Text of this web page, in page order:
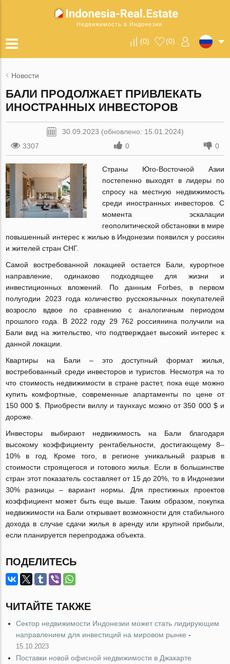
Недвижимость в Индонезии
(0) (0)
Новости
БАЛИ ПРОДОЛЖАЕТ ПРИВЛЕКАТЬ
ИНОСТРАННЫХ ИНВЕСТОРОВ
30.09.2023 (обновлено: 15.01.2024)
3307
0 0
Страны Юго-Восточной Азии
постепенно выходят в лидеры по
спросу на местную недвижимость
среди иностранных инвесторов. С
момента эскалации
геополитической обстановки в мире
повышенный интерес к жилью в Индонезии появился у россиян
и жителей стран СНГ.
Самой востребованной локацией остается Бали, курортное
направление, одинаково подходящее для жизни и
инвестиционных вложений. По данным Forbes, в первом
полугодии 2023 года количество русскоязычных покупателей
возросло вдвое по сравнению с аналогичным периодом
прошлого года. В 2022 году 29 762 россиянина получили на
Бали вид на жительство, что подтверждает высокий интерес к
данной локации.
Квартиры на Бали – это доступный формат жилья,
востребованный среди инвесторов и туристов. Несмотря на то
что стоимость недвижимости в стране растет, пока еще можно
купить комфортные, современные апартаменты по цене от
150 000 $. Приобрести виллу и таунхаус можно от 350 000 $ и
дороже.
Инвесторы выбирают недвижимость на Бали благодаря
высокому коэффициенту рентабельности, достигающему 8–
10% в год. Кроме того, в регионе уникальный разрыв в
стоимости строящегося и готового жилья. Если в большинстве
стран этот показатель составляет от 15 до 20%, то в Индонезии
30% разницы – вариант нормы. Для престижных проектов
коэффициент может быть еще выше. Таким образом, покупка
недвижимости на Бали открывает возможности для стабильного
дохода в случае сдачи жилья в аренду или крупной прибыли,
если планируется перепродажа объекта.
ПОДЕЛИТЕСЬ
ЧИТАЙТЕ ТАКЖЕ
Сектор недвижимости Индонезии может стать лидирующим
направлением для инвестиций на мировом рынке -
15.10.2023
Поставки новой офисной недвижимости в Джакарте